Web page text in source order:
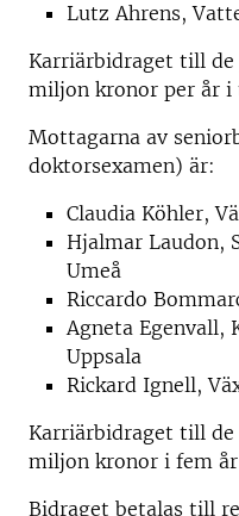
Lutz Ahrens,
Karriärbidraget till de
miljon kronor per år i
Mottagarna av
doktorsexamen) är:
Claudia Köhler,
Hjalmar Laudon,
Umeå
Riccardo
Agneta Egenvall,
Uppsala
Rickard Ignell,
Karriärbidraget till de
miljon kronor i fem
Bidraget betalas till